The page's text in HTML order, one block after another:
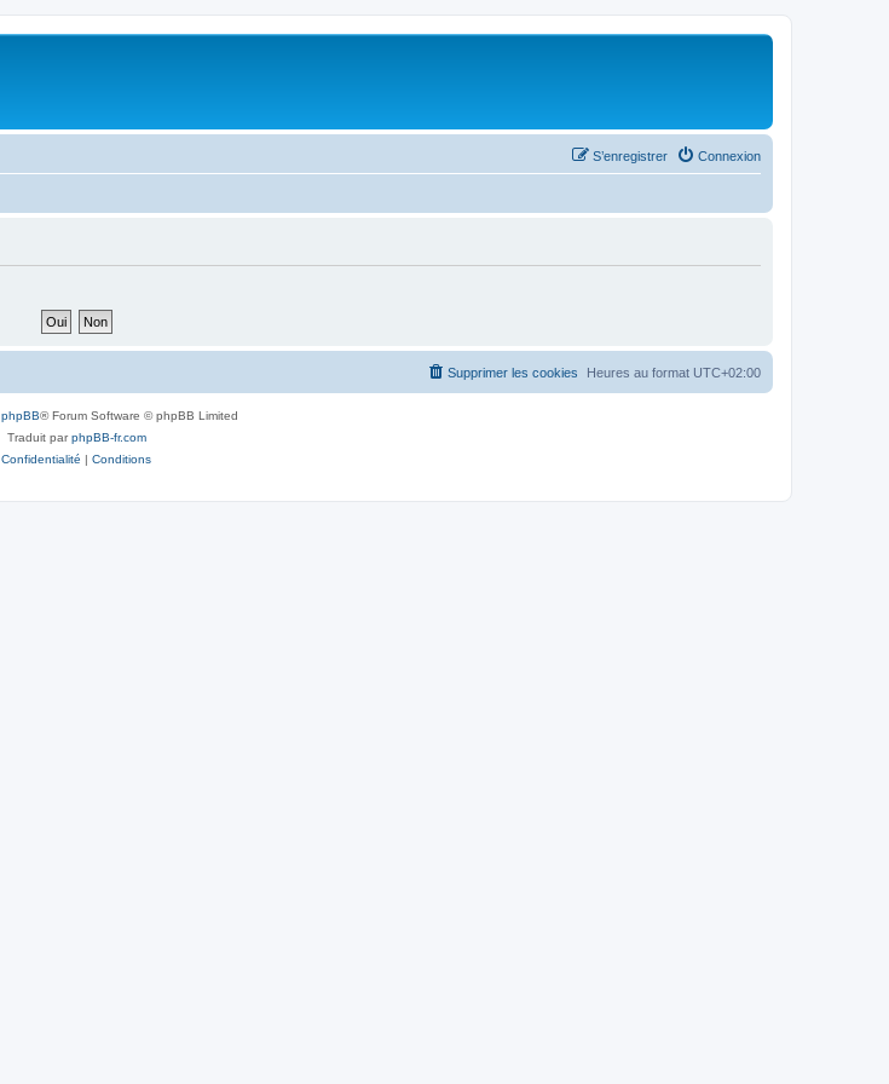
Connexion
S’enregistrer
Heures au format UTC+02:00
Supprimer les cookies
phpBB® Forum Software © phpBB Limited
Traduit parphpBB-fr.com
Confidentialité | Conditions